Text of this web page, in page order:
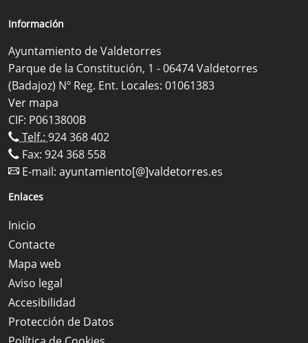
Información
Ayuntamiento de Valdetorres
Parque de la Constitución, 1 - 06474 Valdetorres
(Badajoz) Nº Reg. Ent. Locales: 01061383
Ver mapa
CIF: P0613800B
Telf.: 924 368 402
Fax: 924 368 558
E-mail: ayuntamiento[@]valdetorres.es
Enlaces
Inicio
Contacte
Mapa web
Aviso legal
Accesibilidad
Protección de Datos